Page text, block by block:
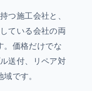
つ施工会社と、
ている会社の両
。価格だけでな
送付、リペア対
です。